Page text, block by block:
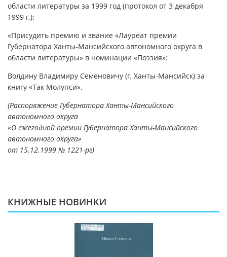
области литературы за 1999 год (протокол от 3 декабря
1999 г.):
«Присудить премию и звание «Лауреат премии
Губернатора Ханты-Мансийского автономного округа в
области литературы» в номинации «Поэзия»:
Волдину Владимиру Семеновичу (г. Ханты-Мансийск) за
книгу «Так Молупси».
(Распоряжение Губернатора Ханты-Мансийского
автономного округа
«О ежегодной премии Губернатора Ханты-Мансийского
автономного округа»
от 15.12.1999 № 1221-рг)
КНИЖНЫЕ НОВИНКИ